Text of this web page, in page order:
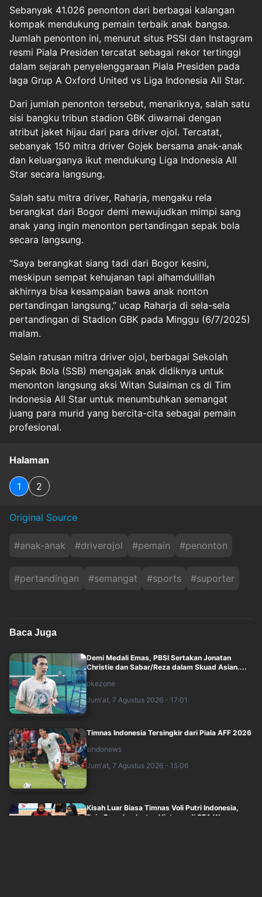
Sebanyak 41.026 penonton dari berbagai kalangan
kompak mendukung pemain terbaik anak bangsa.
Jumlah penonton ini, menurut situs PSSI dan Instagram
resmi Piala Presiden tercatat sebagai rekor tertinggi
dalam sejarah penyelenggaraan Piala Presiden pada
laga Grup A Oxford United vs Liga Indonesia All Star.
Dari jumlah penonton tersebut, menariknya, salah satu
sisi bangku tribun stadion GBK diwarnai dengan
atribut jaket hijau dari para driver ojol. Tercatat,
sebanyak 150 mitra driver Gojek bersama anak-anak
dan keluarganya ikut mendukung Liga Indonesia All
Star secara langsung.
Salah satu mitra driver, Raharja, mengaku rela
berangkat dari Bogor demi mewujudkan mimpi sang
anak yang ingin menonton pertandingan sepak bola
secara langsung.
“Saya berangkat siang tadi dari Bogor kesini,
meskipun sempat kehujanan tapi alhamdulillah
akhirnya bisa kesampaian bawa anak nonton
pertandingan langsung,” ucap Raharja di sela-sela
pertandingan di Stadion GBK pada Minggu (6/7/2025)
malam.
Selain ratusan mitra driver ojol, berbagai Sekolah
Sepak Bola (SSB) mengajak anak didiknya untuk
menonton langsung aksi Witan Sulaiman cs di Tim
Indonesia All Star untuk menumbuhkan semangat
juang para murid yang bercita-cita sebagai pemain
profesional.
Halaman
1 2
Original Source
#anak-anak #driverojol #pemain #penonton
#pertandingan #semangat #sports #suporter
Baca Juga
Demi Medali Emas, PBSI Sertakan Jonatan
Christie dan Sabar/Reza dalam Skuad Asian....
okezone
Jum'at, 7 Agustus 2026 - 17:01
Timnas Indonesia Tersingkir dari Piala AFF 2026
sindonews
Jum'at, 7 Agustus 2026 - 15:06
Kisah Luar Biasa Timnas Voli Putri Indonesia,
Epic Comeback atas Vietnam di SEA W....